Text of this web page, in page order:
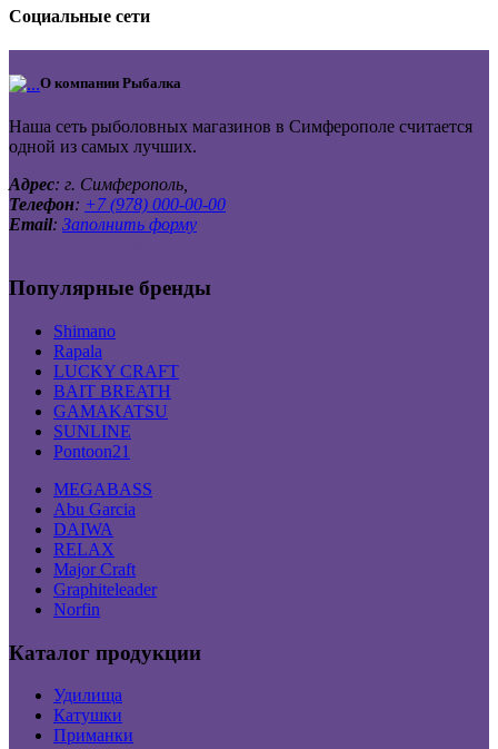
Социальные сети
О компании Рыбалка
Наша сеть рыболовных магазинов в Симферополе считается
одной из самых лучших.
Адрес: г. Симферополь,
Телефон: +7 (978) 000-00-00
Email: Заполнить форму
Популярные бренды
Shimano
Rapala
LUCKY CRAFT
BAIT BREATH
GAMAKATSU
SUNLINE
Pontoon21
MEGABASS
Abu Garcia
DAIWA
RELAX
Major Craft
Graphiteleader
Norfin
Каталог продукции
Удилища
Катушки
Приманки